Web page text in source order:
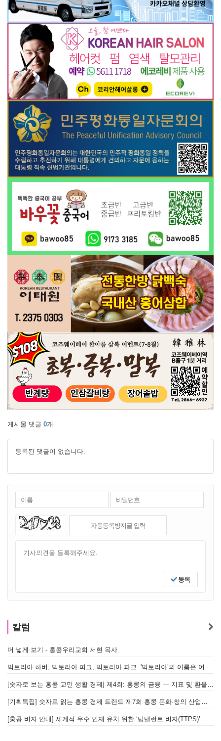
게시물 댓글 0개
등록된 댓글이 없습니다.
등록
칼럼
더 넓게 보기 - 홍콩우리교회 서현 목사
빅토리아 하버, 빅토리아 피크, 빅토리아 파크. '빅토리아’의 이름은 어떻게 온 걸까? - [이승권 원장의 생활칼럼]
[숫자로 보는 홍콩 교민 생활 경제] 제4회: 홍콩의 금융 — 지표 및 환율, MPF 운영 현황
[기획특집] 숫자로 읽는 홍콩 경제 트렌드 제7회 홍콩 문화·창의 산업의 구조와 분야별 동향
[홍콩 비자 안내] 세계적 우수 인재 유치 위한 ‘탑탤런트 비자(TTPS)’ 주요 요건